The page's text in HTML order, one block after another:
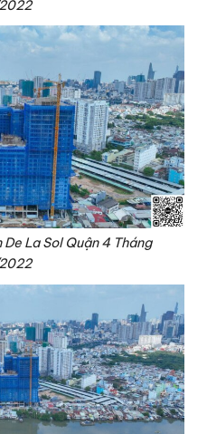
La Sol Quận 4 Tháng